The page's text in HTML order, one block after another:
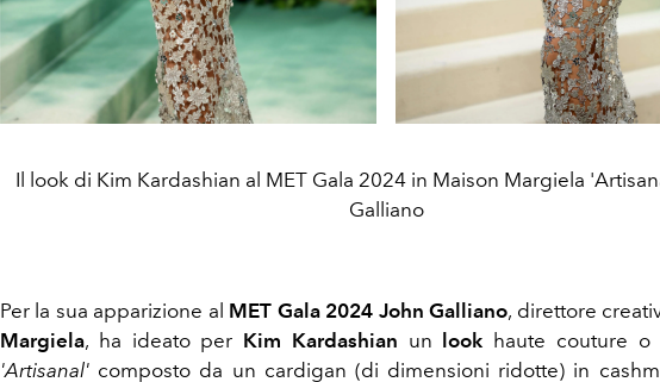
Il look di Kim Kardashian al MET Gala 2024 in Maison Margiela
Galliano
Per la sua apparizione al MET Gala 2024 John Galliano, direttore
Margiela, ha ideato per Kim Kardashian un look haute couture o
'Artisanal' composto da un cardigan (di dimensioni ridotte) in